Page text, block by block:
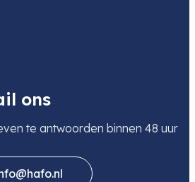
ons
te antwoorden binnen 48 uur